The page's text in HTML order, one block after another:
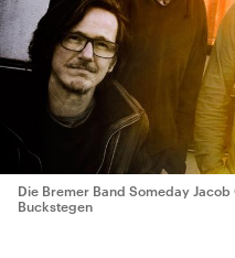
Die Bremer Band Someday Jacob
Buckstegen